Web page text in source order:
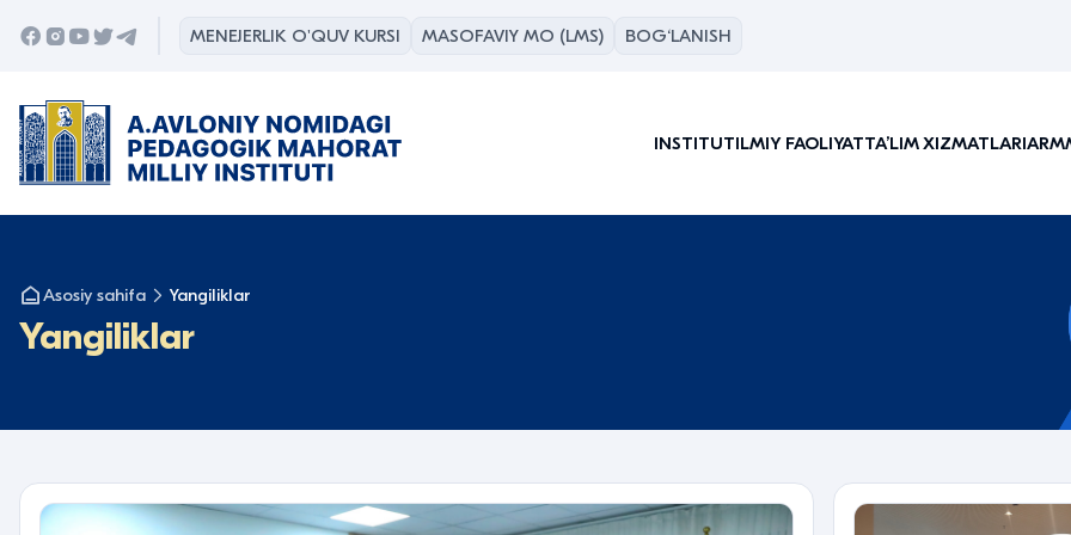
MENEJERLIK O'QUV KURSI MASOFAVIY MO (LMS) BOG‘LANISH
INSTITUTILMIY FAOLIYATTAʼLIM XIZMATLARIARM
Asosiy sahifa Yangiliklar
Yangiliklar